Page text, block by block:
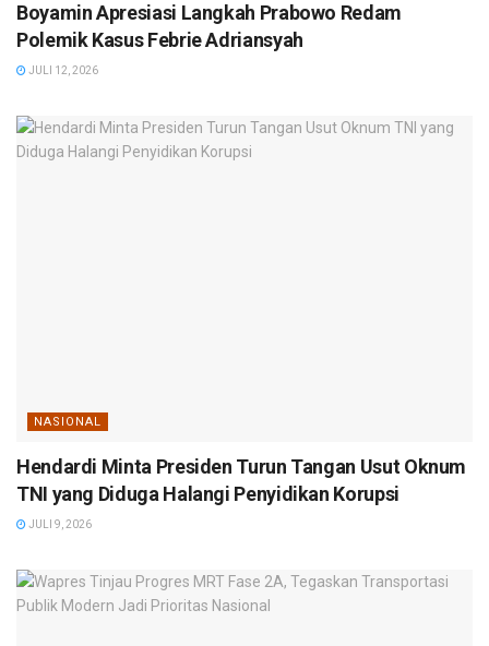
Boyamin Apresiasi Langkah Prabowo Redam
Polemik Kasus Febrie Adriansyah
JULI 12, 2026
NASIONAL
Hendardi Minta Presiden Turun Tangan Usut Oknum
TNI yang Diduga Halangi Penyidikan Korupsi
JULI 9, 2026